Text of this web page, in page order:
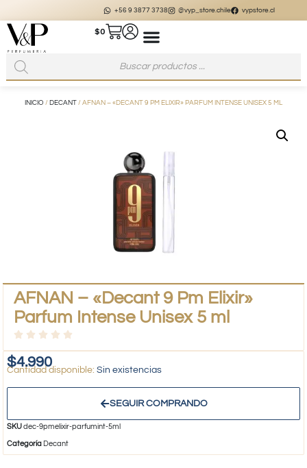
+56 9 3877 3738 @vyp_store.chile vypstore.cl
$0
INICIO / DECANT / AFNAN – «DECANT 9 PM ELIXIR» PARFUM INTENSE UNISEX 5 ML
AFNAN – «Decant 9 Pm Elixir»
Parfum Intense Unisex 5 ml
$4.990 Sin existencias
SEGUIR COMPRANDO
SKUdec-9pmelixir-parfumint-5ml
Categoría Decant